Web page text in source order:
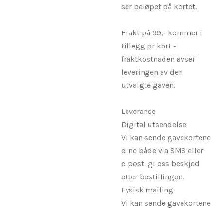
ser beløpet på kortet.
Frakt på 99,- kommer i
tillegg pr kort -
fraktkostnaden avser
leveringen av den
utvalgte gaven.
Leveranse
Digital utsendelse
Vi kan sende gavekortene
dine både via SMS eller
e-post, gi oss beskjed
etter bestillingen.
Fysisk mailing
Vi kan sende gavekortene